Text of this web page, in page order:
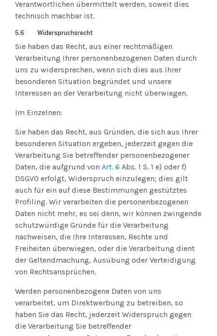
Verantwortlichen übermittelt werden, soweit dies
technisch machbar ist.
5.6 Widerspruchsrecht
Sie haben das Recht, aus einer rechtmäßigen
Verarbeitung Ihrer personenbezogenen Daten durch
uns zu widersprechen, wenn sich dies aus Ihrer
besonderen Situation begründet und unsere
Interessen an der Verarbeitung nicht überwiegen.
Im Einzelnen:
Sie haben das Recht, aus Gründen, die sich aus Ihrer
besonderen Situation ergeben, jederzeit gegen die
Verarbeitung Sie betreffender personenbezogener
Daten, die aufgrund von Art. 6 Abs. 1 S. 1 e) oder f)
DSGVO erfolgt, Widerspruch einzulegen; dies gilt
auch für ein auf diese Bestimmungen gestütztes
Profiling. Wir verarbeiten die personenbezogenen
Daten nicht mehr, es sei denn, wir können zwingende
schutzwürdige Gründe für die Verarbeitung
nachweisen, die Ihre Interessen, Rechte und
Freiheiten überwiegen, oder die Verarbeitung dient
der Geltendmachung, Ausübung oder Verteidigung
von Rechtsansprüchen.
Werden personenbezogene Daten von uns
verarbeitet, um Direktwerbung zu betreiben, so
haben Sie das Recht, jederzeit Widerspruch gegen
die Verarbeitung Sie betreffender